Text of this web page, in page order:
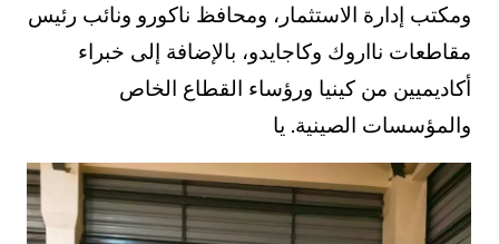
ومكتب إدارة الاستثمار، ومحافظ ناكورو ونائب رئيس
مقاطعات نااروك وكاجايدو، بالإضافة إلى خبراء
أكاديميين من كينيا ورؤساء القطاع الخاص
والمؤسسات الصينية. يا